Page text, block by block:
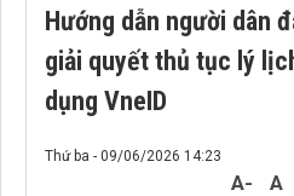
Hướng dẫn người dân
giải quyết thủ tục lý
dụng VneID
Thứ ba - 09/06/2026 14:23
A- A